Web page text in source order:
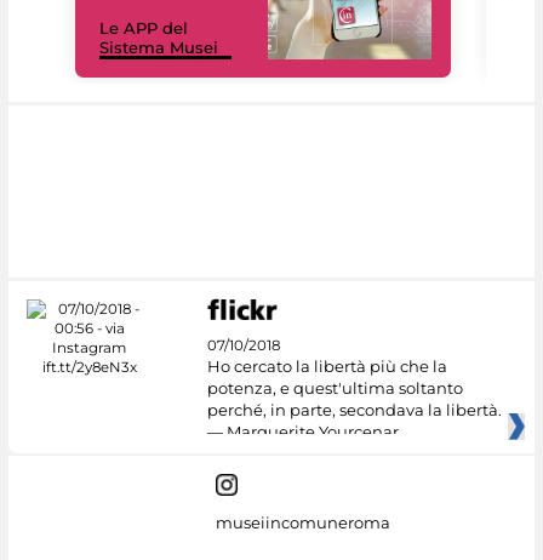
Le APP del
Sistema Musei
07/10/2018
Ho cercato la libertà più che la
potenza, e quest'ultima soltanto
perché, in parte, secondava la libertà.
— Marguerite Yourcenar
museiincomuneroma